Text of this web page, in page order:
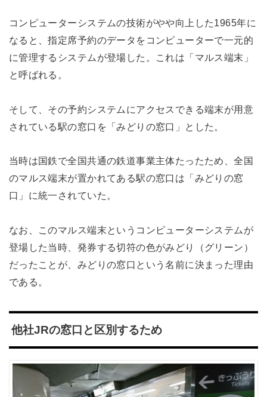
コンピューターシステムの技術がやや向上した1965年に
なると、指定席予約のデータをコンピューターで一元的
に管理するシステムが登場した。これは「マルス端末」
と呼ばれる。
そして、その予約システムにアクセスできる端末が用意
されている駅の窓口を「みどりの窓口」とした。
当時は国鉄で全国共通の鉄道事業主体たったため、全国
のマルス端末が置かれてある駅の窓口は「みどりの窓
口」に統一されていた。
なお、このマルス端末というコンピューターシステムが
登場した当時、発券する切符の色がみどり（グリーン）
だったことが、みどりの窓口という名前に決まった理由
である。
他社JRの窓口と区別するため